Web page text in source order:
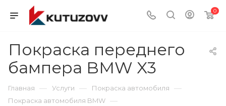
0
Покраска переднего
бампера BMW X3
Главная — Услуги — Покраска автомобиля —
Покраска автомобиля BMW —